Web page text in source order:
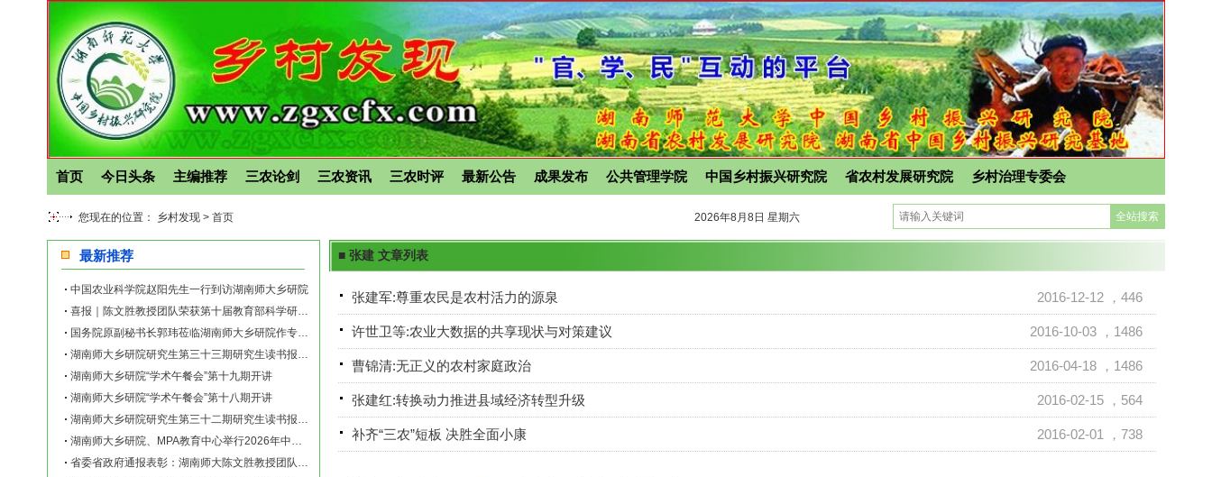
首页 今日头条 主编推荐 三农论剑 三农资讯 三农时评 最新公告 成果发布 公共管理学院 中国乡村振兴研究院 省农村发展研究院 乡村治理专委会
您现在的位置： 乡村发现 > 首页 2026年8月8日 星期六
最新推荐
中国农业科学院赵阳先生一行到访湖南师大乡研院
喜报｜陈文胜教授团队荣获第十届教育部科学研究优秀成果奖（人文社会科学）
国务院原副秘书长郭玮莅临湖南师大乡研院作专题讲座
湖南师大乡研院研究生第三十三期研究生读书报告会举行
湖南师大乡研院“学术午餐会”第十九期开讲
湖南师大乡研院“学术午餐会”第十八期开讲
湖南师大乡研院研究生第三十二期研究生读书报告会举行
湖南师大乡研院、MPA教育中心举行2026年中央一号文件学习座谈会
省委省政府通报表彰：湖南师大陈文胜教授团队成果荣获省社科优秀成果一等奖
■ 张建 文章列表
张建军:尊重农民是农村活力的源泉 2016-12-12 ，446
许世卫等:农业大数据的共享现状与对策建议 2016-10-03 ，1486
曹锦清:无正义的农村家庭政治 2016-04-18 ，1486
张建红:转换动力推进县域经济转型升级 2016-02-15 ，564
补齐“三农”短板 决胜全面小康 2016-02-01 ，738